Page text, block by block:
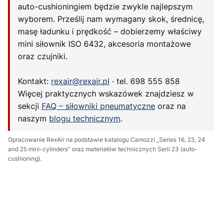
auto-cushioningiem będzie zwykle najlepszym
wyborem. Prześlij nam wymagany skok, średnicę,
masę ładunku i prędkość – dobierzemy właściwy
mini siłownik ISO 6432, akcesoria montażowe
oraz czujniki.
Kontakt: rexair@rexair.pl · tel. 698 555 858
Więcej praktycznych wskazówek znajdziesz w
sekcji FAQ – siłowniki pneumatyczne oraz na
naszym blogu technicznym.
Opracowanie RexAir na podstawie katalogu Camozzi „Series 16, 23, 24
and 25 mini-cylinders” oraz materiałów technicznych Serii 23 (auto-
cushioning).